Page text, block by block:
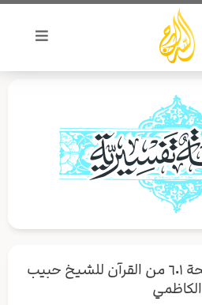
ومضة تفسيرية لصفحة ٦٠١ من القرآن للشيخ حبيب
الكاظمي